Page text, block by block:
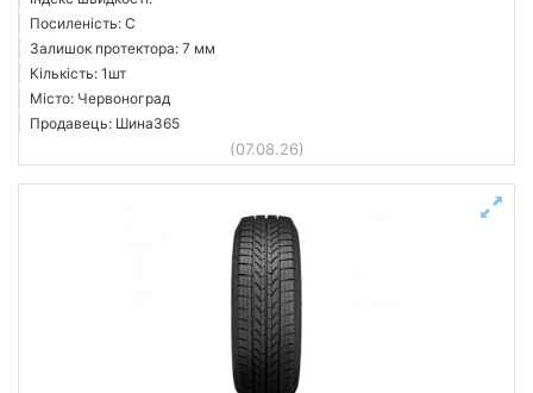
Посиленість: C
Залишок протектора: 7 мм
Кількість: 1шт
Місто: Червоноград
Продавець: Шина365
(07.08.26)